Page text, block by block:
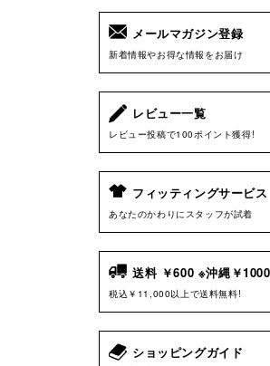
メールマガジン登録
新着情報やお得な情報をお届け
レビュー一覧
レビュー投稿で100ポイント獲得!
フィッティングサービス
あなたのかわりにスタッフが試着
送料 ￥600 ※沖縄￥1000
税込￥11,000以上で送料無料!
ショッピングガイド